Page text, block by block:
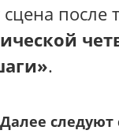
после
.
следуют